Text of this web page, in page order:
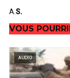
A. S.
VOUS
AUDIO